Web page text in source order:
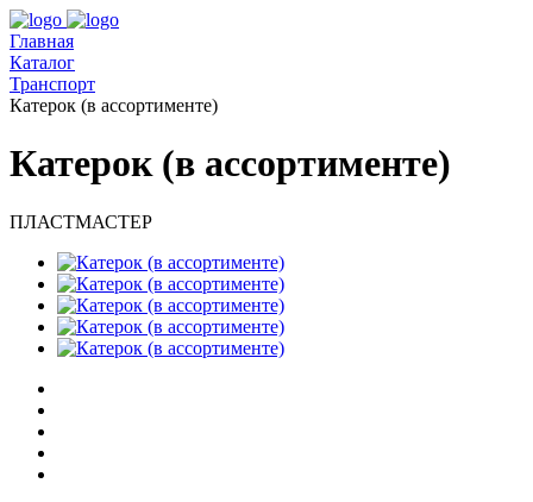
Главная
Каталог
Транспорт
Катерок (в ассортименте)
Катерок (в ассортименте)
ПЛАСТМАСТЕР